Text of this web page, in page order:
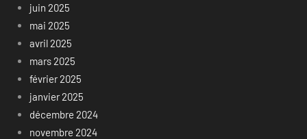
juin 2025
mai 2025
avril 2025
mars 2025
février 2025
janvier 2025
décembre 2024
novembre 2024